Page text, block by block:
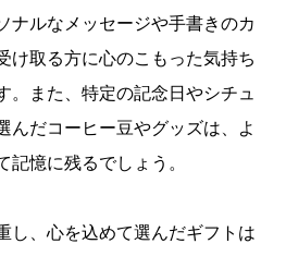
ナルなメッセージや手書きのカ
け取る方に心のこもった気持ち
。また、特定の記念日やシチュ
んだコーヒー豆やグッズは、よ
記憶に残るでしょう。
し、心を込めて選んだギフトは